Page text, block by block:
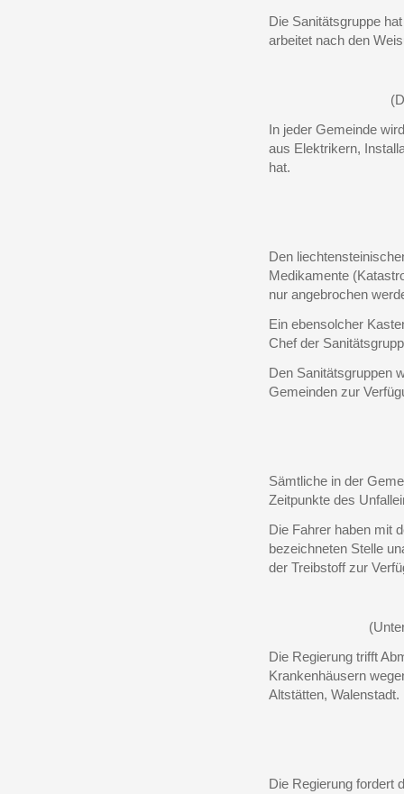
Die Sanitätsgruppe
arbeitet nach den
In jeder Gemeinde
aus Elektrikern,
hat.
Den
Medikamente
nur angebrochen
Ein ebensolcher
Chef der
Den Sanitätsgruppen
Gemeinden zur
Sämtliche in der
Zeitpunkte des
Die Fahrer haben mit
bezeichneten Stelle
der Treibstoff zur
Die Regierung trifft
Krankenhäusern
Altstätten, Walenstadt.
Die Regierung fordert